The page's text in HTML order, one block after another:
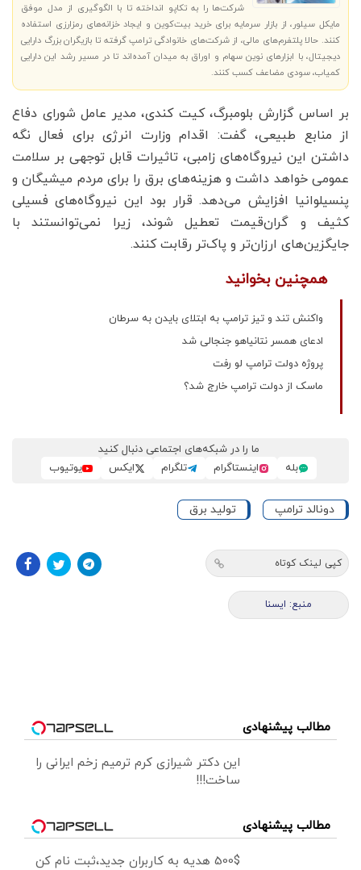
شرکت‌ها را به تکاپو انداخته تا با الگوگیری از مدل موفق
مایکل سیلور، از بازار سرمایه برای خرید بیت‌کوین و ایجاد خزانه‌های رمزارزی استفاده
کنند. حالا پلتفرم‌های مالی، از شرکت‌های خانوادگی ترامپ گرفته تا بازیگران بزرگ دارایی
دیجیتال، با ابزارهای نوین سهام و اوراق به میدان آمده‌اند تا در مسیر رشد این دارایی
کمیاب، سودی مضاعف کسب کنند.
بر اساس گزارش بلومبرگ، کیت کندی، مدیر عامل شورای دفاع
از منابع طبیعی، گفت: اقدام وزارت انرژی برای فعال نگه
داشتن این نیروگاه‌های زامبی، تاثیرات قابل توجهی بر سلامت
عمومی خواهد داشت و هزینه‌های برق را برای مردم میشیگان و
پنسیلوانیا افزایش می‌دهد. قرار بود این نیروگاه‌های فسیلی
کثیف و گران‌قیمت تعطیل شوند، زیرا نمی‌توانستند با
جایگزین‌های ارزان‌تر و پاک‌تر رقابت کنند.
همچنین بخوانید
واکنش تند و تیز ترامپ به ابتلای بایدن به سرطان
ادعای همسر نتانیاهو جنجالی شد
پروژه دولت ترامپ لو رفت
ماسک از دولت ترامپ خارج شد؟
ما را در شبکه‌های اجتماعی دنبال کنید
بله
اینستاگرام تلگرام ایکس یوتیوب
دونالد ترامپ تولید برق
کپی لینک کوتاه
منبع: ايسنا
مطالب پیشنهادی
این دکتر شیرازی کرم ترمیم زخم ایرانی را
ساخت!!!
مطالب پیشنهادی
500$ هدیه به کاربران جدید،ثبت نام کن